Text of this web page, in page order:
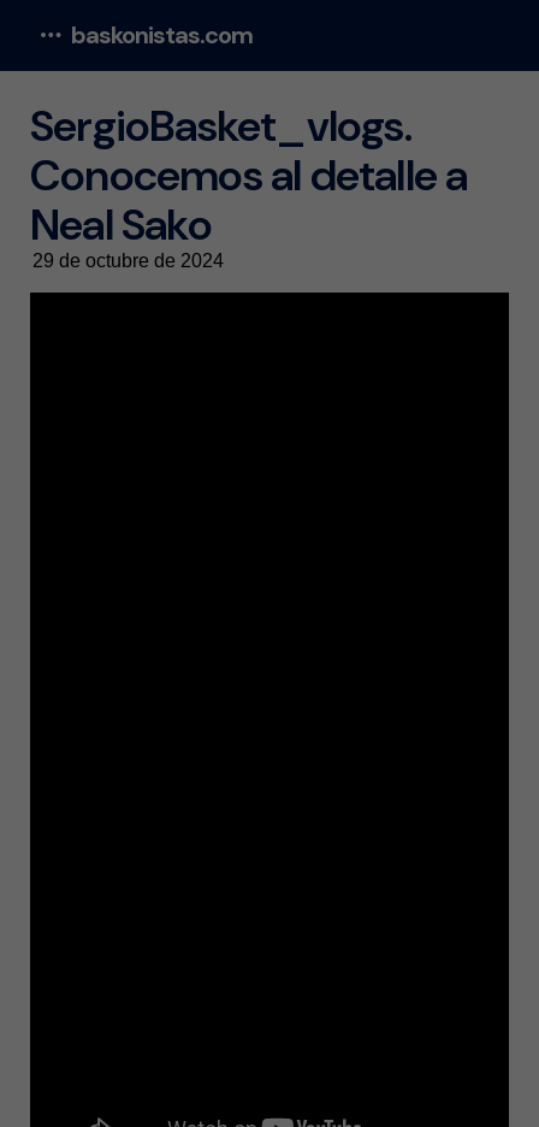
baskonistas.com
SergioBasket_vlogs.
Conocemos al detalle a
Neal Sako
29 de octubre de 2024